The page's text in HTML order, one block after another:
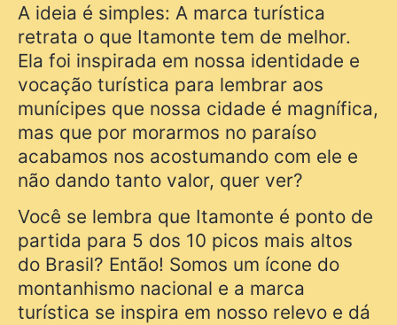
A ideia é simples: A marca turística
retrata o que Itamonte tem de melhor.
Ela foi inspirada em nossa identidade e
vocação turística para lembrar aos
munícipes que nossa cidade é magnífica,
mas que por morarmos no paraíso
acabamos nos acostumando com ele e
não dando tanto valor, quer ver?
Você se lembra que Itamonte é ponto de
partida para 5 dos 10 picos mais altos
do Brasil? Então! Somos um ícone do
montanhismo nacional e a marca
turística se inspira em nosso relevo e dá